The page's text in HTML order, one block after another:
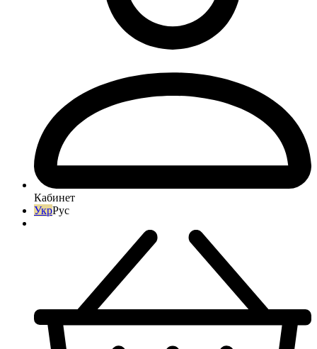
Кабинет
УкрРус